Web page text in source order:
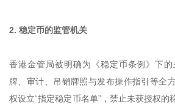
2. 稳定币的监管机关
香港金管局被明确为《稳定币条例》下
牌、审计、吊销牌照与发布操作指引等全
权设立“指定稳定币名单”，禁止未获授权的